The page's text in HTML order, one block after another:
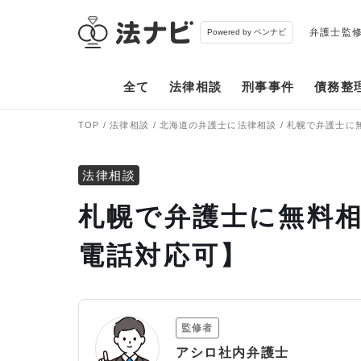
Powered by ベンナビ 弁護士監
全て 法律相談 刑事事件 債務整
TOP 法律相談 北海道の弁護士に法律相談 札幌で弁護士に
法律相談
札幌で弁護士に無料
電話対応可】
監修者
アシロ社内弁護士